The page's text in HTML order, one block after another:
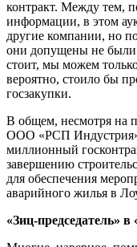
контракт. Между тем,
информации, в этом
другие компании, но
они допущены не
стоит, мы можем
вероятно, стоило бы
госзакупки.
В общем, несмотря на
ООО «РСП Индустрия»
миллионный
завершению
для обеспечения
аварийного жилья в
«Зиц-председатель»